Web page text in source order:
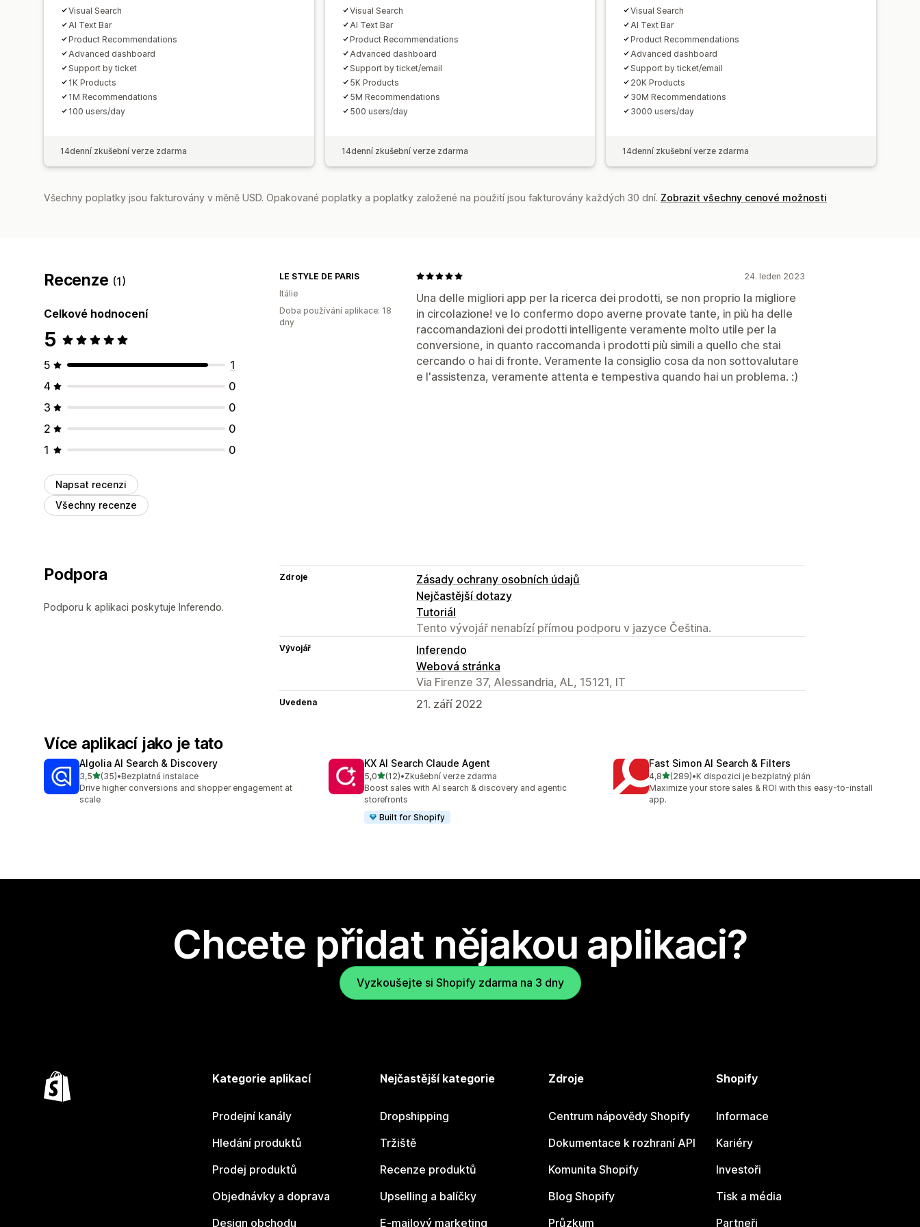
Visual Search
AI Text Bar
Product Recommendations
Advanced dashboard
Support by ticket
1K Products
1M Recommendations
100 users/day
14denní zkušební verze zdarma
Visual Search
AI Text Bar
Product Recommendations
Advanced dashboard
Support by ticket/email
5K Products
5M Recommendations
500 users/day
14denní zkušební verze zdarma
Visual Search
AI Text Bar
Product Recommendations
Advanced dashboard
Support by ticket/email
20K Products
30M Recommendations
3000 users/day
14denní zkušební verze zdarma
Všechny poplatky jsou fakturovány v měně USD. Opakované poplatky a poplatky založené na použití jsou fakturovány každých 30 dní. Zobrazit všechny cenové možnosti
Recenze (1)
Celkové hodnocení
5
5
1
4
0
3
0
2
0
1
0
Napsat recenzi
Všechny recenze
24. leden 2023
Una delle migliori app per la ricerca dei prodotti, se non proprio la migliore
in circolazione! ve lo confermo dopo averne provate tante, in più ha delle
raccomandazioni dei prodotti intelligente veramente molto utile per la
conversione, in quanto raccomanda i prodotti più simili a quello che stai
cercando o hai di fronte. Veramente la consiglio cosa da non sottovalutare
e l'assistenza, veramente attenta e tempestiva quando hai un problema. :)
LE STYLE DE PARIS
Itálie
Doba používání aplikace: 18
dny
Podpora
Podporu k aplikaci poskytuje Inferendo.
Zdroje
Zásady ochrany osobních údajů
Nejčastější dotazy
Tutoriál
Tento vývojář nenabízí přímou podporu v jazyce Čeština.
Vývojář
Inferendo
Webová stránka
Via Firenze 37, Alessandria, AL, 15121, IT
Uvedena 21. září 2022
Více aplikací jako je tato
Algolia AI Search & Discovery
3,5z 5 hvězd
(35)
Celkový počet recenzí: 35
•Bezplatná instalace
Drive higher conversions and shopper engagement at
scale
KX AI Search Claude Agent
5,0z 5 hvězd
(12)
Celkový počet recenzí: 12
•Zkušební verze zdarma
Boost sales with AI search & discovery and agentic
storefronts
Built for Shopify
Fast Simon AI Search & Filters
4,8z 5 hvězd
(289)
Celkový počet recenzí: 289
•K dispozici je bezplatný plán
Maximize your store sales & ROI with this easy-to-install
app.
Chcete přidat nějakou aplikaci?
Vyzkoušejte si Shopify zdarma na 3 dny
Kategorie aplikací
Prodejní kanály
Hledání produktů
Prodej produktů
Objednávky a doprava
Design obchodu
Nejčastější kategorie
Dropshipping
Tržiště
Recenze produktů
Upselling a balíčky
E-mailový marketing
Zdroje
Centrum nápovědy Shopify
Dokumentace k rozhraní API
Komunita Shopify
Blog Shopify
Průzkum
Shopify
Informace
Kariéry
Investoři
Tisk a média
Partneři